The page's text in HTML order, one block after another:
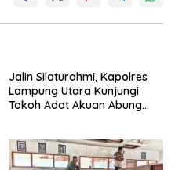
Jalin Silaturahmi, Kapolres
Lampung Utara Kunjungi
Tokoh Adat Akuan Abung